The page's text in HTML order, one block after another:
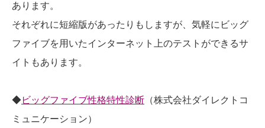
あります。
それぞれに短縮版があったりもしますが、気軽にビッグ
ファイブを用いたインターネット上のテストができるサ
イトもあります。
◆ビッグファイブ性格特性診断 （株式会社ダイレクトコ
ミュニケーション）